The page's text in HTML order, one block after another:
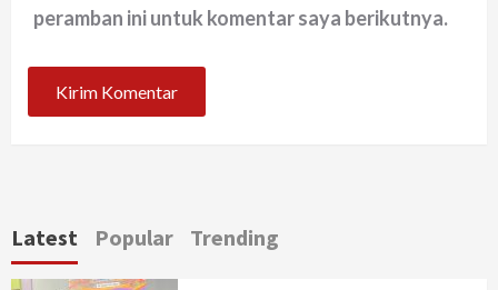
peramban ini untuk komentar saya berikutnya.
Latest Popular Trending